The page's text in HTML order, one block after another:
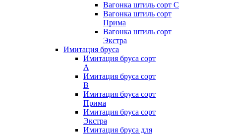
Вагонка штиль сорт С
Вагонка штиль сорт
Прима
Вагонка штиль сорт
Экстра
Имитация бруса
Имитация бруса сорт
А
Имитация бруса сорт
В
Имитация бруса сорт
Прима
Имитация бруса сорт
Экстра
Имитация бруса для